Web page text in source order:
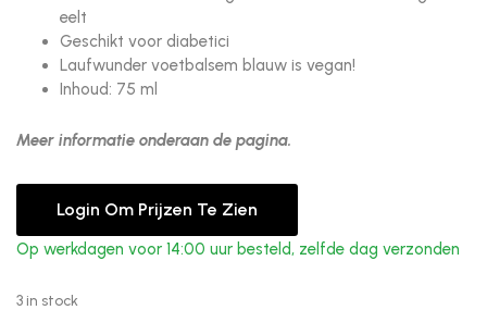
eelt
Geschikt voor diabetici
Laufwunder voetbalsem blauw is vegan!
Inhoud: 75 ml
Meer informatie onderaan de pagina.
Login Om Prijzen Te Zien
Op werkdagen voor 14:00 uur besteld, zelfde dag verzonden
3 in stock